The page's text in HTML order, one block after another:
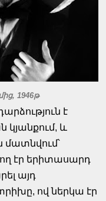
1946թ
է
և
մատնվում՝
էր երիտասարդ
այդ
ով ներկա էր